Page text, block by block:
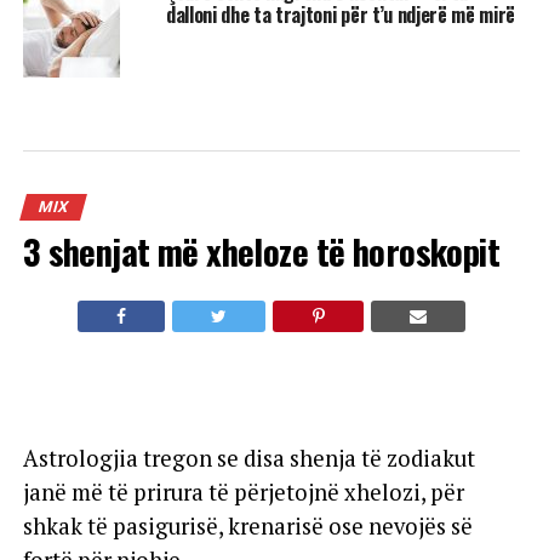
dalloni dhe ta trajtoni për t’u ndjerë më mirë
MIX
3 shenjat më xheloze të horoskopit
Astrologjia tregon se disa shenja të zodiakut
janë më të prirura të përjetojnë xhelozi, për
shkak të pasigurisë, krenarisë ose nevojës së